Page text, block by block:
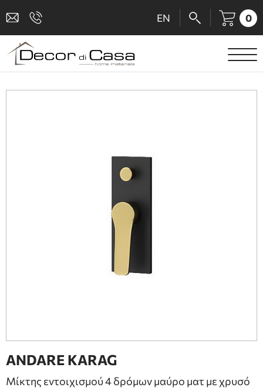
EN 0
ΕΙΔΗ ΥΓΙΕΙΝΗΣ
ΤΖΑΚΙ
ANDARE KARAG
Μίκτης εντοιχισμού 4 δρόμων μαύρο ματ με χρυσό